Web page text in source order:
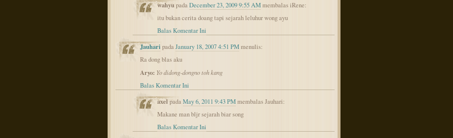
wahyupadaDecember 23, 2009 9:55 AMmembalas iRene:
itu bukan cerita doang tapi sejarah leluhur wong ayu
Balas Komentar Ini
Jauhari padaJanuary 18, 2007 4:51 PMmenulis:
Ra dong blas aku
Aryo: Yo didong-dongno toh kang
Balas Komentar Ini
axel padaMay 6, 2011 9:43 PMmembalas Jauhari:
Makane man bljr sejarah biar song
Balas Komentar Ini